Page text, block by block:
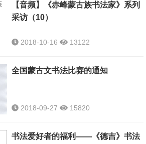
【音频】《赤峰蒙古族书法家》系列
采访（10）
2018-10-16 13122
全国蒙古文书法比赛的通知
2018-09-27 15820
书法爱好者的福利——《德吉》书法